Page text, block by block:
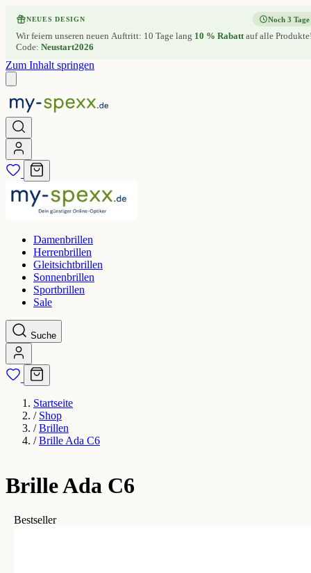
NEUES DESIGN
Wir feiern unseren neuen Auftritt: 10 Tage lang 10 % Rabattauf alle
Code: Neustart2026
Noch 3 Tage
Zum Inhalt springen
Damenbrillen
Herrenbrillen
Gleitsichtbrillen
Sonnenbrillen
Sportbrillen
Sale
Suche
Startseite
/ Shop
/ Brillen
/ Brille Ada C6
Brille Ada C6
Bestseller